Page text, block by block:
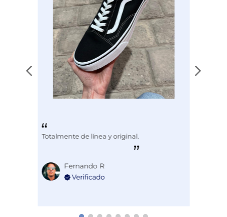
Totalmente de línea y original.
Fernando R